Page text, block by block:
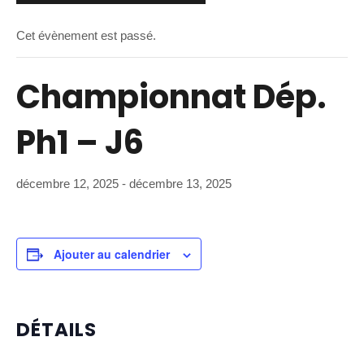
Cet évènement est passé.
Championnat Dép.
Ph1 – J6
décembre 12, 2025 - décembre 13, 2025
Ajouter au calendrier
DÉTAILS